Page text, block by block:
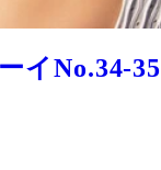
イNo.34-35